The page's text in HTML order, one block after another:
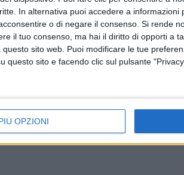
In alternativa puoi accedere a informazioni
o di negare il consenso. Si rende
il tuo consenso, ma hai il diritto di opporti a
sito web. Puoi modificare le tue
questo sito e facendo clic sul pulsante
OPZIONI
Parrocchia Santa Lucia.
7 AGOSTO 2026
Campo Scuola
San Michele